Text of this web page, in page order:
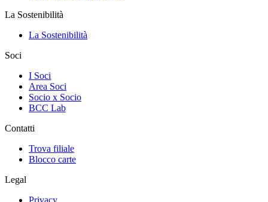
La Sostenibilità
La Sostenibilità
Soci
I Soci
Area Soci
Socio x Socio
BCC Lab
Contatti
Trova filiale
Blocco carte
Legal
Privacy